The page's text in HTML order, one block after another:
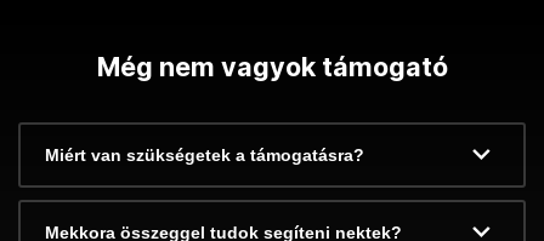
Még nem vagyok támogató
Miért van szükségetek a támogatásra?
Mekkora összeggel tudok segíteni nektek?